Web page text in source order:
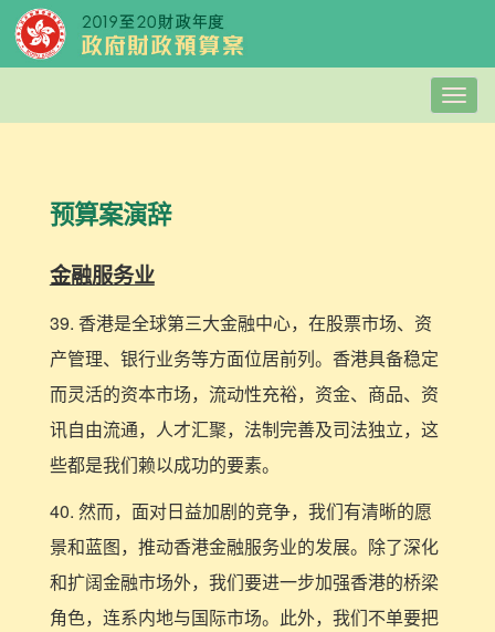
预算案演辞
金融服务业
39. 香港是全球第三大金融中心，在股票市场、资
产管理、银行业务等方面位居前列。香港具备稳定
而灵活的资本市场，流动性充裕，资金、商品、资
讯自由流通，人才汇聚，法制完善及司法独立，这
些都是我们赖以成功的要素。
40. 然而，面对日益加剧的竞争，我们有清晰的愿
景和蓝图，推动香港金融服务业的发展。除了深化
和扩阔金融市场外，我们要进一步加强香港的桥梁
角色，连系内地与国际市场。此外，我们不单要把